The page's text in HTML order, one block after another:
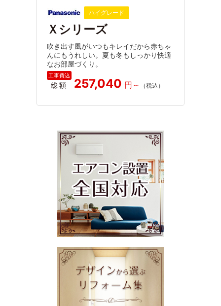
ハイグレード
Ｘシリーズ
吹き出す風がいつもキレイだから赤ちゃ
んにもうれしい。夏も冬もしっかり快適
なお部屋づくり。
総額 257,040